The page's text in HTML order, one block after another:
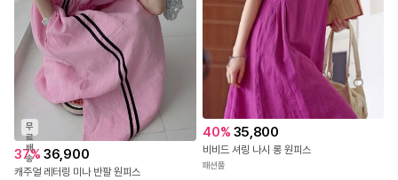
무
료
배
송
37% 36,900
캐주얼 레터링 미나 반팔 원피스
40% 35,800
비비드 셔링 나시 롱 원피스
패션풀